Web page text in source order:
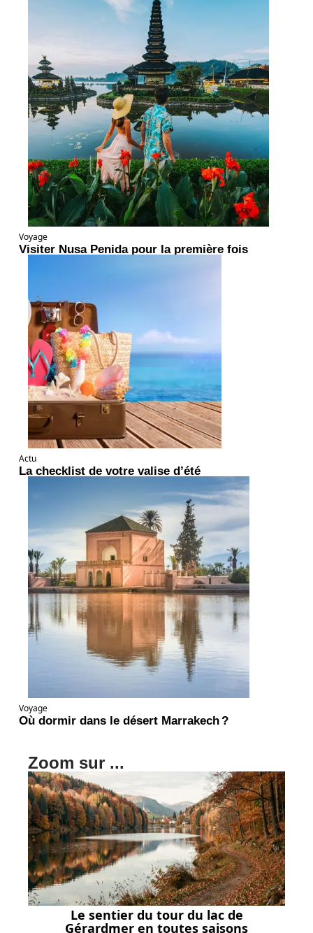
Voyage
Visiter Nusa Penida pour la première fois
Actu
La checklist de votre valise d’été
Voyage
Où dormir dans le désert Marrakech ?
Zoom sur ...
Le sentier du tour du lac de
Gérardmer en toutes saisons